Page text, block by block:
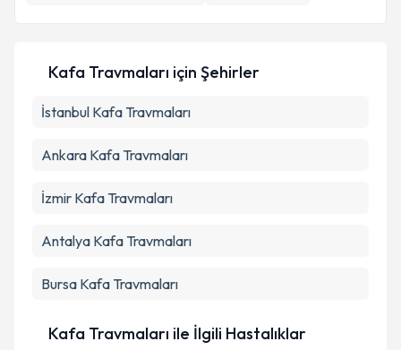
Metni'ni okudum ve kişisel verilerimin belirtilen
kapsamda işlenmesini kabul ediyorum.
Kafa Travmaları için Şehirler
İstanbul Kafa Travmaları
Ankara Kafa Travmaları
İzmir Kafa Travmaları
Antalya Kafa Travmaları
Bursa Kafa Travmaları
Kafa Travmaları ile İlgili Hastalıklar